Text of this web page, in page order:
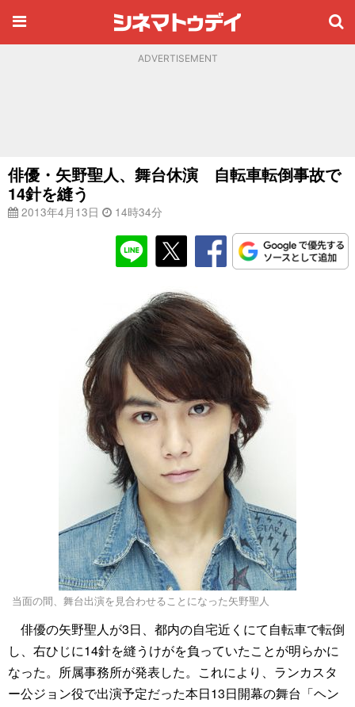
ADVERTISEMENT
俳優・矢野聖人、舞台休演 自転車転倒事故で
14針を縫う
2013年4月13日 14時34分
当面の間、舞台出演を見合わせることになった矢野聖人
俳優の矢野聖人が3日、都内の自宅近くにて自転車で転倒
し、右ひじに14針を縫うけがを負っていたことが明らかに
なった。所属事務所が発表した。これにより、ランカスタ
ー公ジョン役で出演予定だった本日13日開幕の舞台「ヘン